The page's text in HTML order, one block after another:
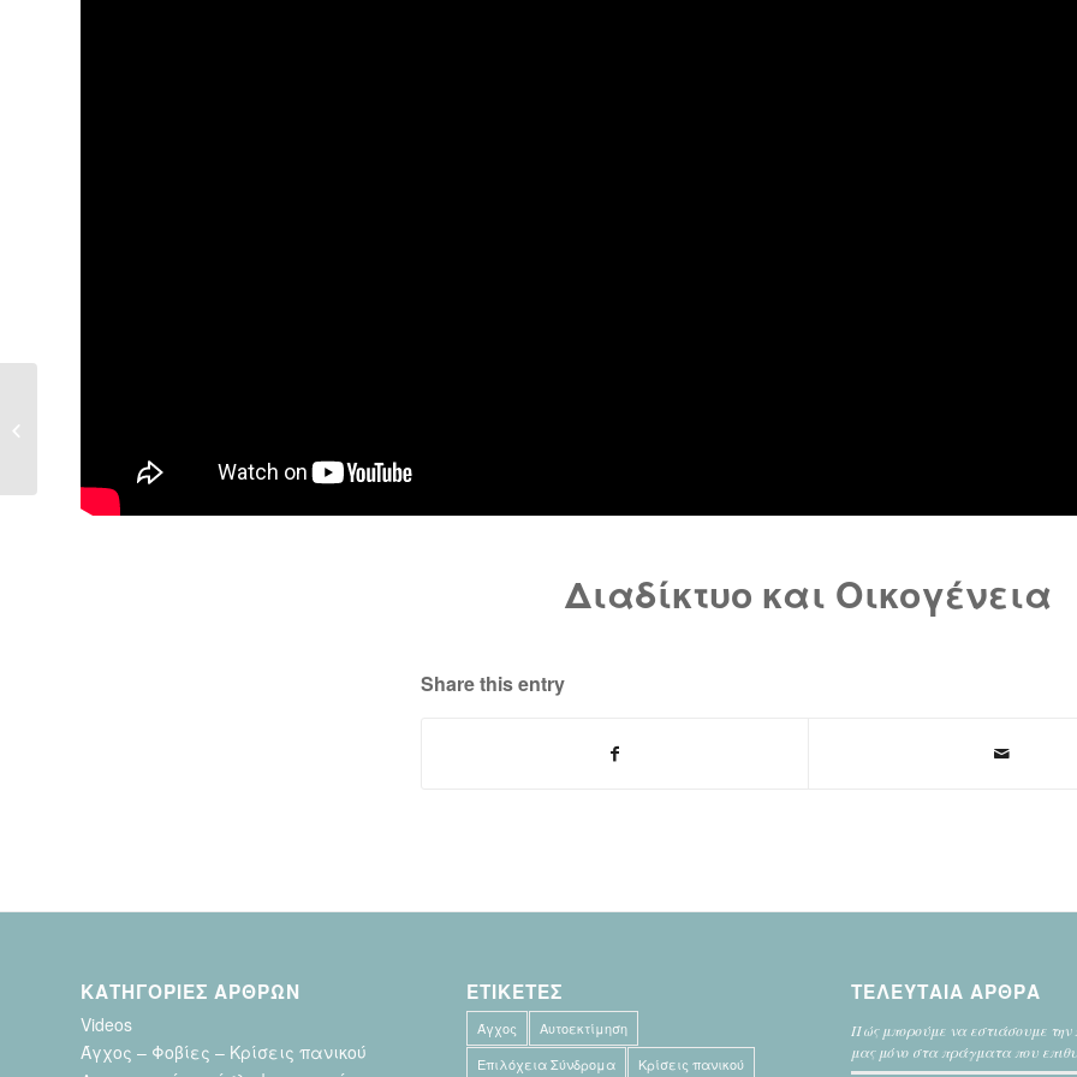
Διαδίκτυο και Οικογένεια
Share this entry
ΚΑΤΗΓΟΡΙΕΣ ΑΡΘΡΩΝ
Videos
Άγχος – Φοβίες – Κρίσεις πανικού
ΕΤΙΚΕΤΕΣ
Άγχος
Αυτοεκτίμηση
Επιλόχεια Σύνδρομα
Κρίσεις πανικού
ΤΕΛΕΥΤΑΙΑ ΑΡΘΡΑ
Πώς μπορούμε να εστιάσουμε την
μας μόνο στα πράγματα που